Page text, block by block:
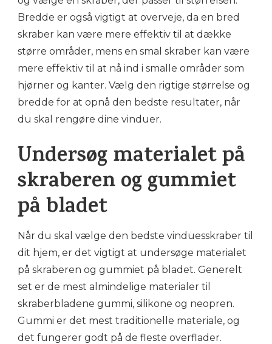
Bredde er også vigtigt at overveje, da en bred
skraber kan være mere effektiv til at dække
større områder, mens en smal skraber kan være
mere effektiv til at nå ind i smalle områder som
hjørner og kanter. Vælg den rigtige størrelse og
bredde for at opnå den bedste resultater, når
du skal rengøre dine vinduer.
Undersøg materialet på
skraberen og gummiet
på bladet
Når du skal vælge den bedste vinduesskraber til
dit hjem, er det vigtigt at undersøge materialet
på skraberen og gummiet på bladet. Generelt
set er de mest almindelige materialer til
skraberbladene gummi, silikone og neopren.
Gummi er det mest traditionelle materiale, og
det fungerer godt på de fleste overflader.